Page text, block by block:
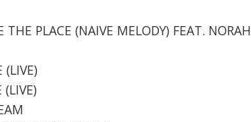
PLACE (NAIVE MELODY) FEAT. NORAH
(LIVE)